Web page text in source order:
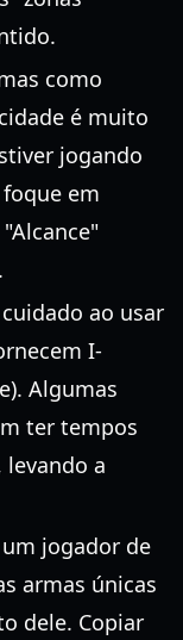
como
é muito
jogando
em
ao usar
I-
Algumas
ter tempos
a
jogador de
armas únicas
dele. Copiar